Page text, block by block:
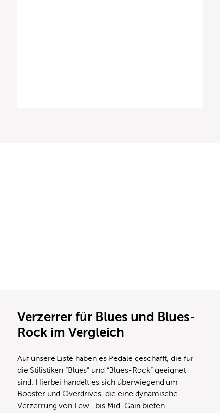
Verzerrer für Blues und Blues-
Rock im Vergleich
Auf unsere Liste haben es Pedale geschafft, die für
die Stilistiken “Blues” und “Blues-Rock” geeignet
sind. Hierbei handelt es sich überwiegend um
Booster und Overdrives, die eine dynamische
Verzerrung von Low- bis Mid-Gain bieten.